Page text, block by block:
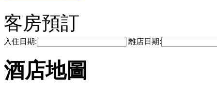
客房預訂
入住日期: 離店日期:
酒店地圖